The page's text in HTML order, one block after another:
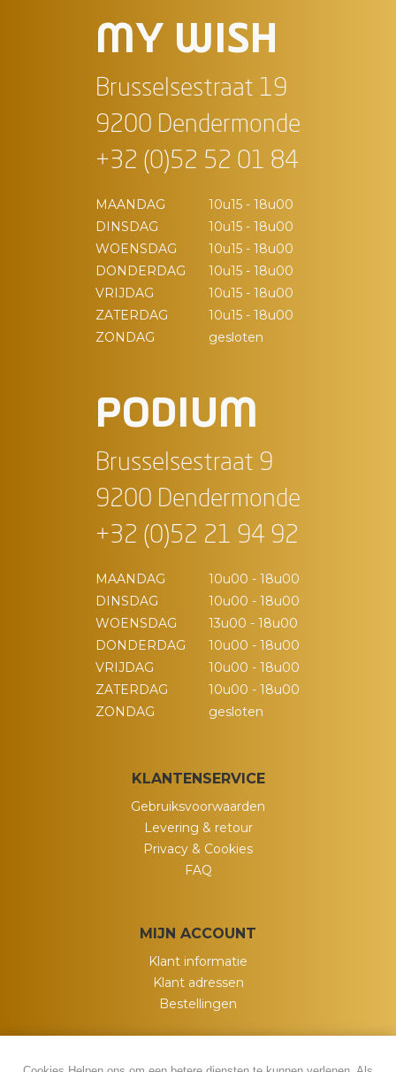
MY WISH
Brusselsestraat 19
9200 Dendermonde
+32 (0)52 52 01 84
MAANDAG
10u15 - 18u00
DINSDAG
10u15 - 18u00
WOENSDAG
10u15 - 18u00
DONDERDAG
10u15 - 18u00
VRIJDAG
10u15 - 18u00
ZATERDAG
10u15 - 18u00
ZONDAG
gesloten
PODIUM
Brusselsestraat 9
9200 Dendermonde
+32 (0)52 21 94 92
MAANDAG
10u00 - 18u00
DINSDAG
10u00 - 18u00
WOENSDAG
13u00 - 18u00
DONDERDAG
10u00 - 18u00
VRIJDAG
10u00 - 18u00
ZATERDAG
10u00 - 18u00
ZONDAG
gesloten
KLANTENSERVICE
Gebruiksvoorwaarden
Levering & retour
Privacy & Cookies
FAQ
MIJN ACCOUNT
Klant informatie
Klant adressen
Bestellingen